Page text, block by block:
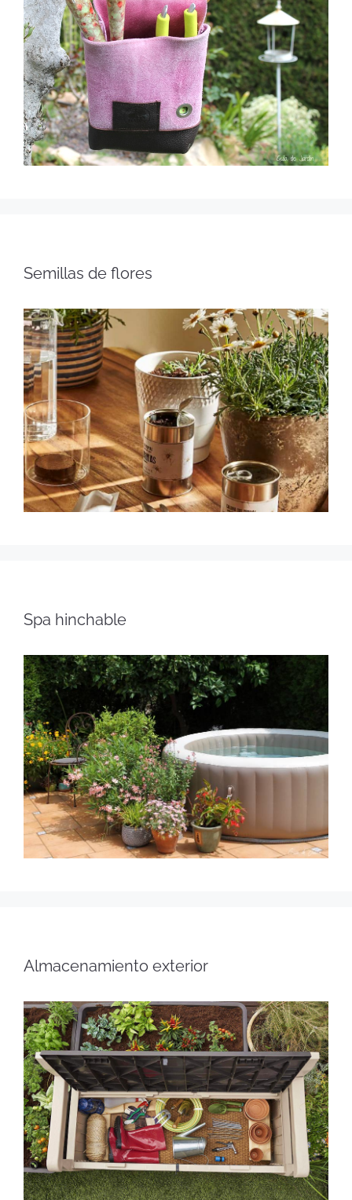
Semillas de flores
Spa hinchable
Almacenamiento exterior